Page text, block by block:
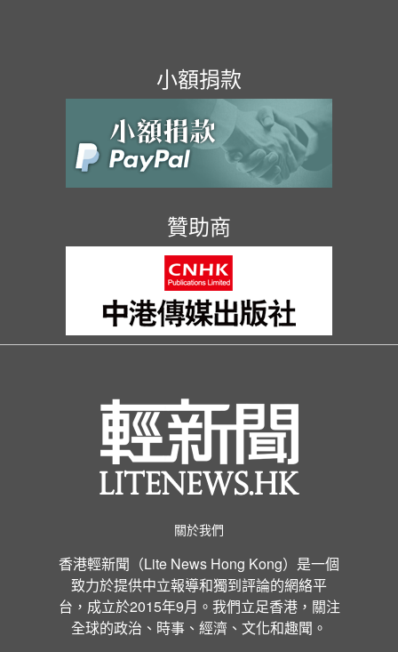
小額捐款
贊助商
關於我們
香港輕新聞（Lite News Hong Kong）是一個
致力於提供中立報導和獨到評論的網絡平
台，成立於2015年9月。我們立足香港，關注
全球的政治、時事、經濟、文化和趣聞。